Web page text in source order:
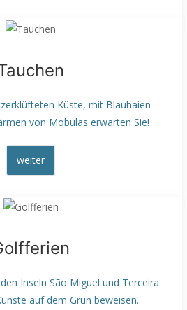
Küste, mit Blauhaien
von Mobulas erwarten Sie!
weiter
Inseln São Miguel und Terceira
auf dem Grün beweisen.